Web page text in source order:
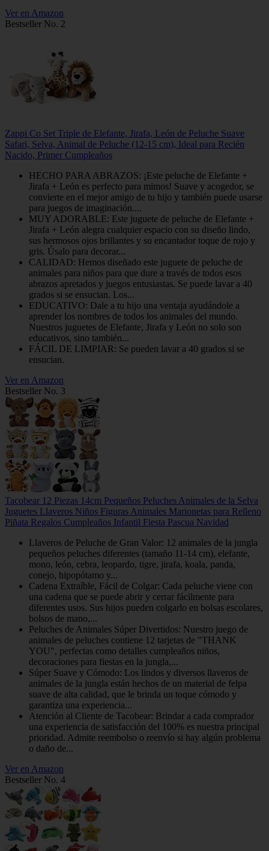
Ver en Amazon
Bestseller No. 2
Zappi Co Set Triple de Elefante, Jirafa, León de Peluche Suave
Safari, Selva, Animal de Peluche (12-15 cm), Ideal para Recién
Nacido, Primer Cumpleaños
HECHO PARA ABRAZOS: ¡Este peluche de Elefante +
Jirafa + León es perfecto para mimos! Suave y acogedor, se
convierte en el mejor amigo de tu hijo y también puede usarse
para juegos de imaginación....
MUY ADORABLE: Este juguete de peluche de Elefante +
Jirafa + León alegra cualquier espacio con su diseño lindo,
sus hermosos ojos brillantes y su encantador toque de rojo y
gris. Úsalo para decorar...
CALIDAD: Hemos diseñado este juguete de peluche de
animales para niños para que dure a través de todos esos
abrazos apretados y juegos entusiastas. Se puede lavar a 40
grados si se ensucian. Los...
EDUCATIVO: Dale a tu hijo una ventaja ayudándole a
aprender los nombres de todos los animales del mundo.
Nuestros juguetes de Elefante, Jirafa y León no solo son
educativos, sino también...
FÁCIL DE LIMPIAR: Se pueden lavar a 40 grados si se
ensucian.
Ver en Amazon
Bestseller No. 3
Tacobear 12 Piezas 14cm Pequeños Peluches Animales de la Selva
Juguetes Llaveros Niños Figuras Animales Marionetas para Relleno
Piñata Regalos Cumpleaños Infantil Fiesta Pascua Navidad
Llaveros de Peluche de Gran Valor: 12 animales de la jungla
pequeños peluches diferentes (tamaño 11-14 cm), elefante,
mono, león, cebra, leopardo, tigre, jirafa, koala, panda,
conejo, hipopótamo y...
Cadena Extraíble, Fácil de Colgar: Cada peluche viene con
una cadena que se puede abrir y cerrar fácilmente para
diferentes usos. Sus hijos pueden colgarlo en bolsas escolares,
bolsos de mano,...
Peluches de Animales Súper Divertidos: Nuestro juego de
animales de peluches contiene 12 tarjetas de "THANK
YOU", perfectas como detalles cumpleaños niños,
decoraciones para fiestas en la jungla,...
Súper Suave y Cómodo: Los lindos y diversos llaveros de
animales de la jungla están hechos de un material de felpa
suave de alta calidad, que le brinda un toque cómodo y
garantiza una experiencia...
Atención al Cliente de Tacobear: Brindar a cada comprador
una experiencia de satisfacción del 100% es nuestra principal
prioridad. Admite reembolso o reenvío si hay algún problema
o daño de...
Ver en Amazon
Bestseller No. 4